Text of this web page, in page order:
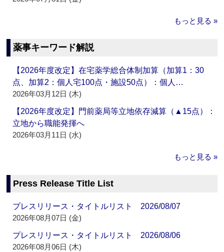
もっと見る »
薬事キーワード解説
【2026年度改定】在宅薬学総合体制加算（加算1：30
点、加算2：個人宅100点・施設50点）：個人…
2026年03月12日 (木)
【2026年度改定】門前薬局等立地依存減算（▲15点）：
立地から職能発揮へ
2026年03月11日 (水)
もっと見る »
Press Release Title List
プレスリリース・タイトルリスト 2026/08/07
2026年08月07日 (金)
プレスリリース・タイトルリスト 2026/08/06
2026年08月06日 (木)